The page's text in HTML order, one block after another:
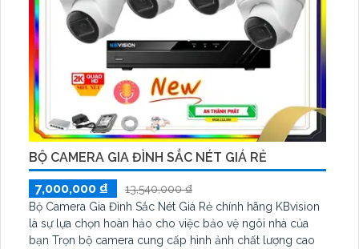
BỘ CAMERA GIA ĐÌNH SẮC NÉT GIÁ RẺ
7,000,000 ₫
13,540,000 ₫
Bộ Camera Gia Đình Sắc Nét Giá Rẻ chính hãng KBvision
là sự lựa chọn hoàn hảo cho việc bảo vệ ngôi nhà của
bạn Trọn bộ camera cung cấp hình ảnh chất lượng cao